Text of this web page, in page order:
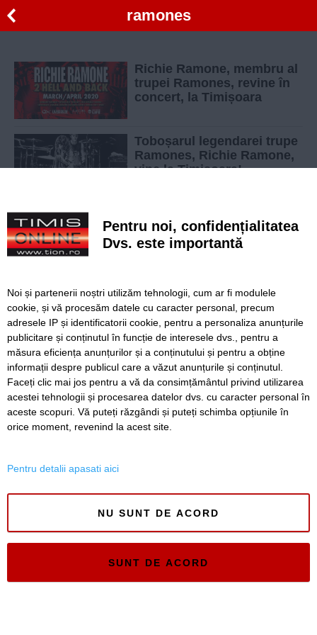
ramones
Richie Ramone, membru al
trupei Ramones, revine în
concert, la Timișoara
Toboșarul legendarei trupe
Ramones, Richie Ramone,
vine la Timișoara!
SERVICII
Folosinta Cookie-urilor
Politica de confidentialitate
Regulament postare și moderare comentarii
Timiș Online
ISSN 3008-2323
Pentru noi, confidențialitatea
Dvs. este importantă
Noi și partenerii noștri utilizăm tehnologii, cum ar fi modulele
cookie, și vă procesăm datele cu caracter personal, precum
adresele IP și identificatorii cookie, pentru a personaliza anunțurile
publicitare și conținutul în funcție de interesele dvs., pentru a
măsura eficiența anunțurilor și a conținutului și pentru a obține
informații despre publicul care a văzut anunțurile și conținutul.
Faceți clic mai jos pentru a vă da consimțământul privind utilizarea
acestei tehnologii și procesarea datelor dvs. cu caracter personal în
aceste scopuri. Vă puteți răzgândi și puteți schimba opțiunile în
orice moment, revenind la acest site.
Pentru detalii apasati aici
NU SUNT DE ACORD
SUNT DE ACORD